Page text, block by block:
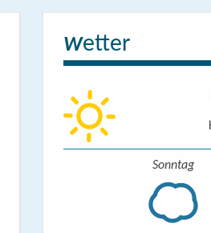
Wetter
Sonntag